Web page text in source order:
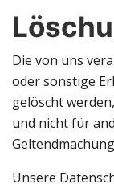
Die von uns
oder sonstige
gelöscht
und nicht für
Unsere